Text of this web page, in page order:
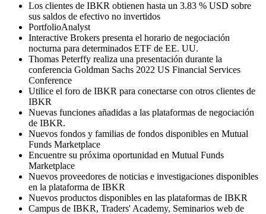
Los clientes de IBKR obtienen hasta un 3.83 % USD sobre
sus saldos de efectivo no invertidos
PortfolioAnalyst
Interactive Brokers presenta el horario de negociación
nocturna para determinados ETF de EE. UU.
Thomas Peterffy realiza una presentación durante la
conferencia Goldman Sachs 2022 US Financial Services
Conference
Utilice el foro de IBKR para conectarse con otros clientes de
IBKR
Nuevas funciones añadidas a las plataformas de negociación
de IBKR.
Nuevos fondos y familias de fondos disponibles en Mutual
Funds Marketplace
Encuentre su próxima oportunidad en Mutual Funds
Marketplace
Nuevos proveedores de noticias e investigaciones disponibles
en la plataforma de IBKR
Nuevos productos disponibles en las plataformas de IBKR
Campus de IBKR, Traders' Academy, Seminarios web de